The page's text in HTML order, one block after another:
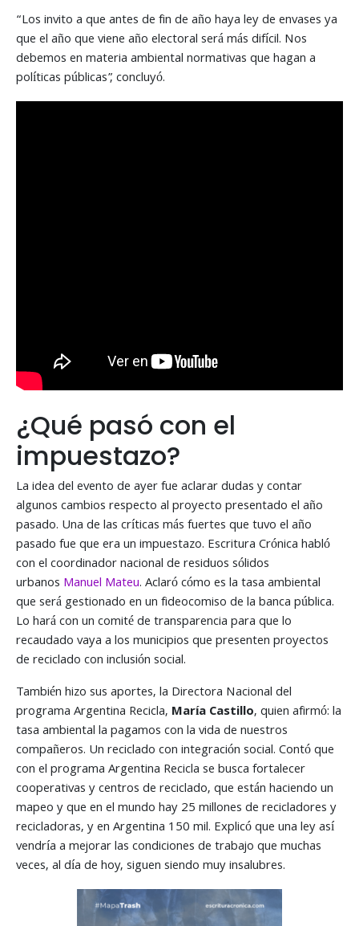
“Los invito a que antes de fin de año haya ley de envases ya
que el año que viene año electoral será más difícil. Nos
debemos en materia ambiental normativas que hagan a
políticas públicas”, concluyó.
¿Qué pasó con el
impuestazo?
La idea del evento de ayer fue aclarar dudas y contar
algunos cambios respecto al proyecto presentado el año
pasado. Una de las críticas más fuertes que tuvo el año
pasado fue que era un impuestazo. Escritura Crónica habló
con el coordinador nacional de residuos sólidos
urbanos Manuel Mateu. Aclaró cómo es la tasa ambiental
que será gestionado en un fideocomiso de la banca pública.
Lo hará con un comité de transparencia para que lo
recaudado vaya a los municipios que presenten proyectos
de reciclado con inclusión social.
También hizo sus aportes, la Directora Nacional del
programa Argentina Recicla, María Castillo, quien afirmó: la
tasa ambiental la pagamos con la vida de nuestros
compañeros. Un reciclado con integración social. Contó que
con el programa Argentina Recicla se busca fortalecer
cooperativas y centros de reciclado, que están haciendo un
mapeo y que en el mundo hay 25 millones de recicladores y
recicladoras, y en Argentina 150 mil. Explicó que una ley así
vendría a mejorar las condiciones de trabajo que muchas
veces, al día de hoy, siguen siendo muy insalubres.